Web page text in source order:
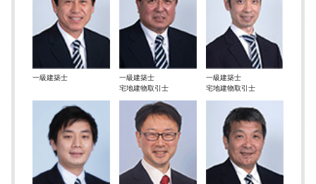
一級建築士
一級建築士
宅地建物取引士
一級建築士
宅地建物取引士